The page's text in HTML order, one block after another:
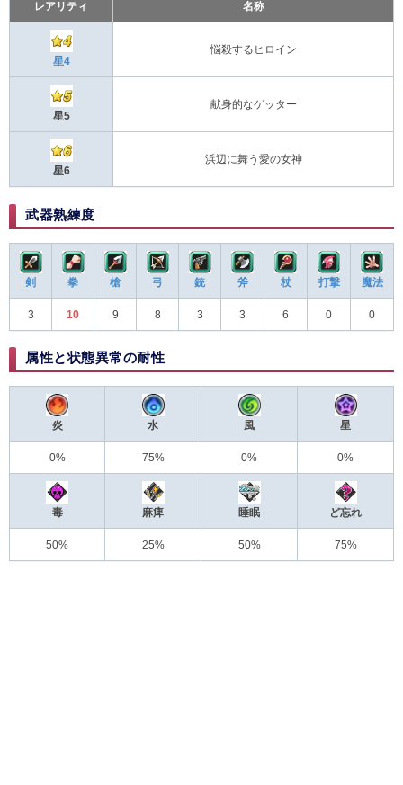
レアリティ 名称
星4
悩殺するヒロイン
星5
献身的なゲッター
星6
浜辺に舞う愛の女神
武器熟練度
剣 拳 槍 弓 銃 斧 杖 打撃 魔法
3 10 9 8 3 3 6 0 0
属性と状態異常の耐性
炎 水 風 星
0% 75% 0% 0%
毒 麻痺 睡眠 ど忘れ
50% 25% 50% 75%